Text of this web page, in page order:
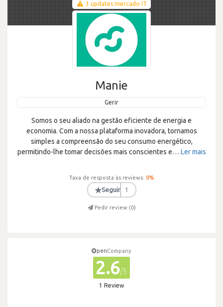
3 updates mercado IT
Manie
Gerir
Somos o seu aliado na gestão eficiente de energia e
economia. Com a nossa plataforma inovadora, tornamos
simples a compreensão do seu consumo energético,
permitindo-lhe tomar decisões mais conscientes e… Ler mais
Taxa de resposta às reviews: 0%
★Seguir 1
Pedir review (0)
penCompany
2.6/5
1 Review